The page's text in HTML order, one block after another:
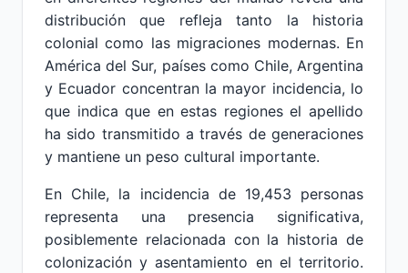
distribución que refleja tanto la historia
colonial como las migraciones modernas. En
América del Sur, países como Chile, Argentina
y Ecuador concentran la mayor incidencia, lo
que indica que en estas regiones el apellido
ha sido transmitido a través de generaciones
y mantiene un peso cultural importante.
En Chile, la incidencia de 19,453 personas
representa una presencia significativa,
posiblemente relacionada con la historia de
colonización y asentamiento en el territorio.